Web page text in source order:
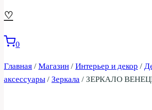
♡
0
Главная / Магазин / Интерьер и декор /
аксессуары / Зеркала / ЗЕРКАЛО